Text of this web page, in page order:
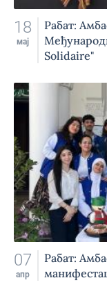
18
мај
Рабат:
Solidaire"
07
апр
Рабат: